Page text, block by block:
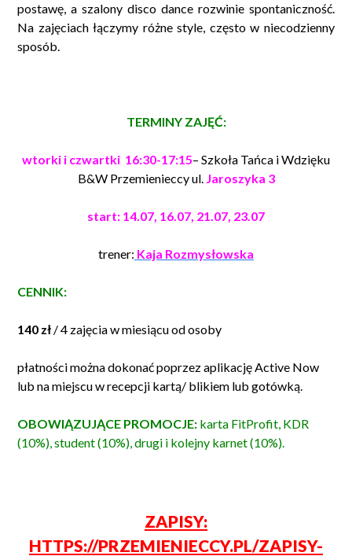
postawę, a szalony disco dance rozwinie spontaniczność.
Na zajęciach łączymy różne style, często w niecodzienny
sposób.
TERMINY ZAJĘĆ:
wtorki i czwartki 16:30-17:15– Szkoła Tańca i Wdzięku
B&W Przemienieccy ul.Jaroszyka 3
start: 14.07, 16.07, 21.07, 23.07
trener: Kaja Rozmysłowska
CENNIK:
140 zł / 4 zajęcia w miesiącu od osoby
płatności można dokonać poprzez aplikację Active Now
lub na miejscu w recepcji kartą/ blikiem lub gotówką.
OBOWIĄZUJĄCE PROMOCJE: karta FitProfit, KDR
(10%), student (10%), drugi i kolejny karnet (10%).
ZAPISY:
HTTPS://PRZEMIENIECCY.PL/ZAPISY-